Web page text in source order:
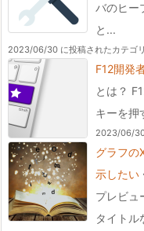
バのヒー
と...
2023/06/30 に投稿されたカテゴ
F12開発
とは？
キーを押
2023/06/
グラフの
示したい
プレビュ
タイトル